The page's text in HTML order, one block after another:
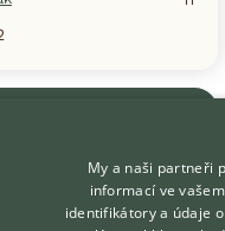
My a naši partneři
informací ve
identifikátory a údaje